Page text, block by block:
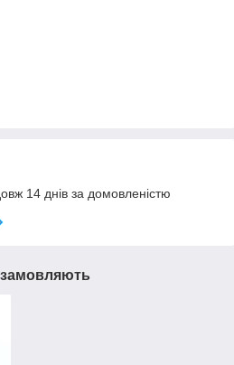
14 днів за домовленістю